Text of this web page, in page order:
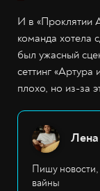
И в «Проклятии
команда хотела
был ужасный
сеттинг
плохо, но из-за
Пишу
вайны